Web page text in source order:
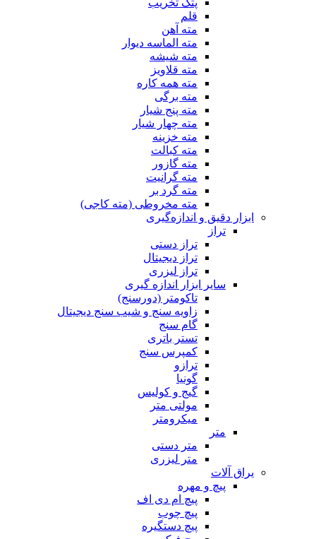
قلم
مته آهن
مته الماسه دیوار
مته شیشه
مته قلاویز
مته همه کاره
مته برگی
مته پنج شیار
مته چهار شیار
مته خزینه
مته کبالت
مته گازور
مته گرانیت
مته گرد بر
مته مخروطی (مته کاجی)
ابزار دقیق و اندازه‌گیری
تراز
تراز دستی
تراز دیجیتال
تراز لیزری
سایر ابزار اندازه گیری
تاکومتر (دورسنج)
زاویه سنج و شیب سنج دیجیتال
گام سنج
تستر باتری
کمپرس سنج
ترازو
گونیا
گیج و کولیس
مولتی متر
میکرومتر
متر
متر دستی
متر لیزری
یراق آلات
پیچ و مهره
پیچ ام دی اف
پیچ چوب
پیچ دستگیره